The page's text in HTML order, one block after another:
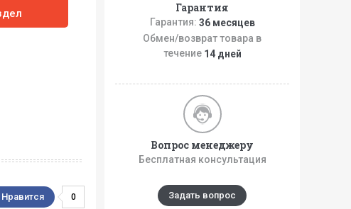
0
Гарантия
Гарантия: 36 месяцев
Обмен/возврат товара в
течение 14 дней
Вопрос менеджеру
Бесплатная консультация
Задать вопрос